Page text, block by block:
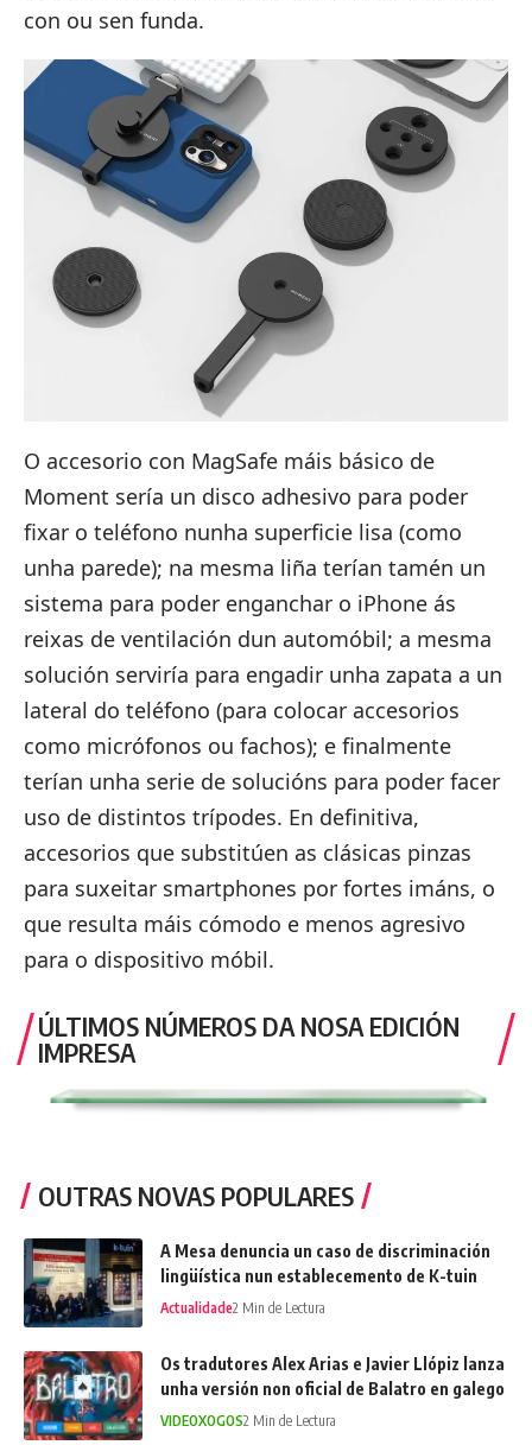
con ou sen funda.
O accesorio con MagSafe máis básico de
Moment sería un disco adhesivo para poder
fixar o teléfono nunha superficie lisa (como
unha parede); na mesma liña terían tamén un
sistema para poder enganchar o iPhone ás
reixas de ventilación dun automóbil; a mesma
solución serviría para engadir unha zapata a un
lateral do teléfono (para colocar accesorios
como micrófonos ou fachos); e finalmente
terían unha serie de solucións para poder facer
uso de distintos trípodes. En definitiva,
accesorios que substitúen as clásicas pinzas
para suxeitar smartphones por fortes imáns, o
que resulta máis cómodo e menos agresivo
para o dispositivo móbil.
ÚLTIMOS NÚMEROS DA NOSA EDICIÓN
IMPRESA
OUTRAS NOVAS POPULARES
A Mesa denuncia un caso de discriminación
lingüística nun establecemento de K-tuin
Actualidade2 Min de Lectura
Os tradutores Alex Arias e Javier Llópiz lanza
unha versión non oficial de Balatro en galego
VIDEOXOGOS2 Min de Lectura